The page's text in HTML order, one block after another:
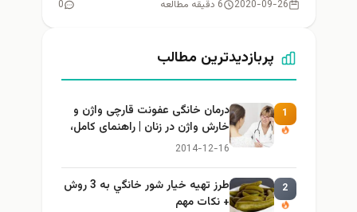
2020-09-26 6 دقیقه مطالعه 0
پربازدیدترین مطالب
1
درمان خانگی عفونت قارچی واژن و
خارش واژن در زنان | راهنمای کامل،
ایمن و کاربردی
2014-12-16
2
طرز تهيه خیار شور خانگي به 3 روش
+ نكات مهم